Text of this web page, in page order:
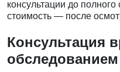
консультации до
стоимость — после
Консультация
обследованием